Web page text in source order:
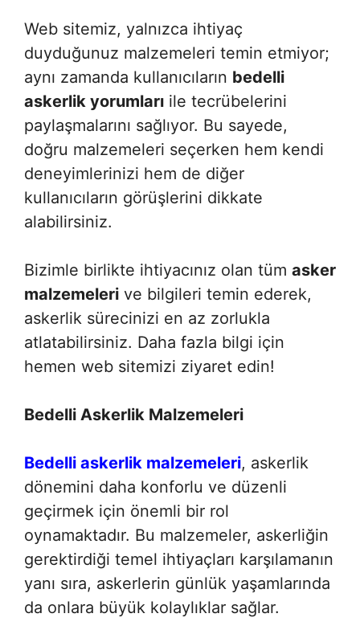
Web sitemiz, yalnızca ihtiyaç
duyduğunuz malzemeleri temin etmiyor;
aynı zamanda kullanıcıların bedelli
askerlik yorumları ile tecrübelerini
paylaşmalarını sağlıyor. Bu sayede,
doğru malzemeleri seçerken hem kendi
deneyimlerinizi hem de diğer
kullanıcıların görüşlerini dikkate
alabilirsiniz.
Bizimle birlikte ihtiyacınız olan tüm asker
malzemeleri ve bilgileri temin ederek,
askerlik sürecinizi en az zorlukla
atlatabilirsiniz. Daha fazla bilgi için
hemen web sitemizi ziyaret edin!
Bedelli Askerlik Malzemeleri
Bedelli askerlik malzemeleri, askerlik
dönemini daha konforlu ve düzenli
geçirmek için önemli bir rol
oynamaktadır. Bu malzemeler, askerliğin
gerektirdiği temel ihtiyaçları karşılamanın
yanı sıra, askerlerin günlük yaşamlarında
da onlara büyük kolaylıklar sağlar.